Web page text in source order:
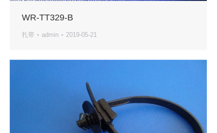
WR-TT329-B
扎带 admin 2019-05-21